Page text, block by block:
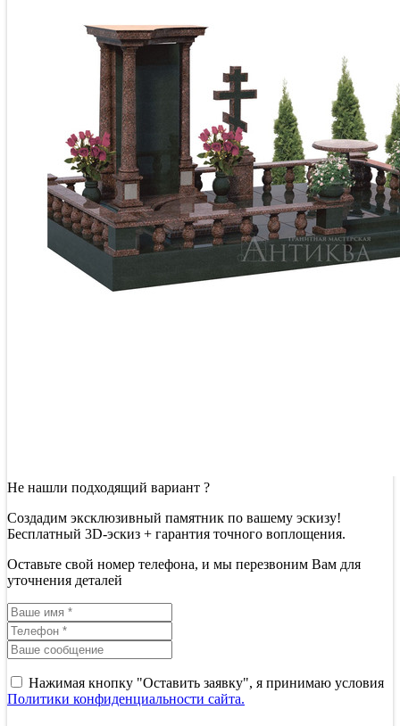
Не нашли подходящий вариант ?
Создадим эксклюзивный памятник по вашему эскизу!
Бесплатный 3D-эскиз + гарантия точного воплощения.
Оставьте свой номер телефона, и мы перезвоним Вам для
уточнения деталей
Нажимая кнопку "Оставить заявку", я принимаю условия
Политики конфиденциальности сайта.